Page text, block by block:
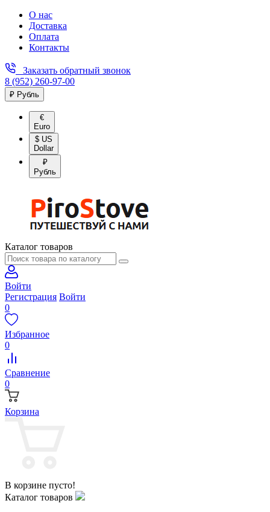
О нас
Доставка
Оплата
Контакты
Заказать обратный звонок
8 (952) 260-97-00
₽ Рубль
€
Euro
$ US
Dollar
₽
Рубль
Каталог товаров
Войти
Регистрация Войти
0
Избранное
0
Сравнение
0
Корзина
В корзине пусто!
Каталог товаров